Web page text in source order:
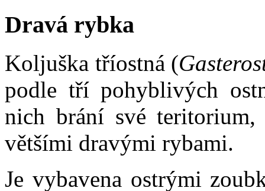
Dravá rybka
Koljuška tříostná (
podle tří pohyblivých
nich brání své
většími dravými rybami.
Je vybavena ostrými